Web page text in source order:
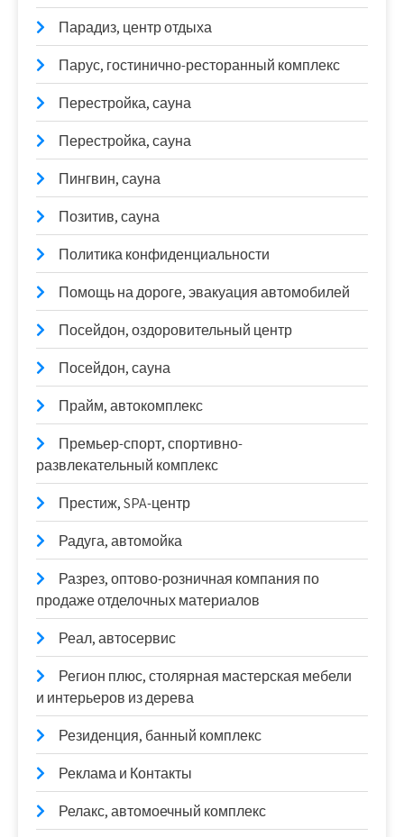
Парадиз, центр отдыха
Парус, гостинично-ресторанный комплекс
Перестройка, сауна
Перестройка, сауна
Пингвин, сауна
Позитив, сауна
Политика конфиденциальности
Помощь на дороге, эвакуация автомобилей
Посейдон, оздоровительный центр
Посейдон, сауна
Прайм, автокомплекс
Премьер-спорт, спортивно-
развлекательный комплекс
Престиж, SPA-центр
Радуга, автомойка
Разрез, оптово-розничная компания по
продаже отделочных материалов
Реал, автосервис
Регион плюс, столярная мастерская мебели
и интерьеров из дерева
Резиденция, банный комплекс
Реклама и Контакты
Релакс, автомоечный комплекс